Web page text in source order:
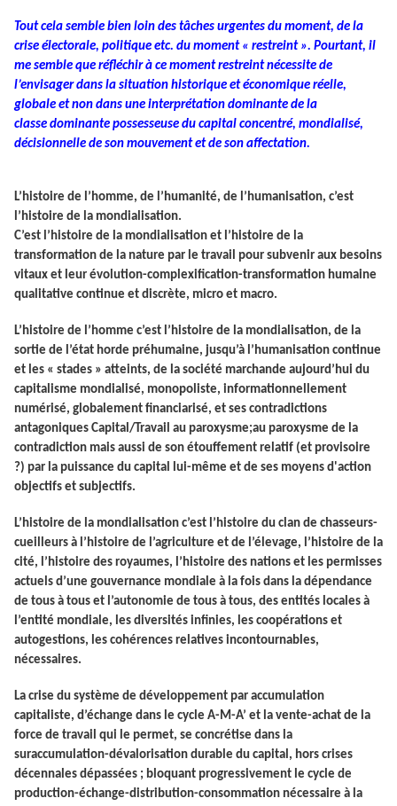
Tout cela semble bien loin des tâches urgentes du moment, de la
crise électorale, politique etc. du moment « restreint ». Pourtant, il
me semble que réfléchir à ce moment restreint nécessite de
l’envisager dans la situation historique et économique réelle,
globale et non dans une interprétation dominante de la
classe dominante possesseuse du capital concentré, mondialisé,
décisionnelle de son mouvement et de son affectation.
L’histoire de l’homme, de l’humanité, de l’humanisation, c’est
l’histoire de la mondialisation.
C’est l’histoire de la mondialisation et l’histoire de la
transformation de la nature par le travail pour subvenir aux besoins
vitaux et leur évolution-complexification-transformation humaine
qualitative continue et discrète, micro et macro.
L’histoire de l’homme c’est l’histoire de la mondialisation, de la
sortie de l’état horde préhumaine, jusqu’à l’humanisation continue
et les « stades » atteints, de la société marchande aujourd’hui du
capitalisme mondialisé, monopoliste, informationnellement
numérisé, globalement financiarisé, et ses contradictions
antagoniques Capital/Travail au paroxysme;au paroxysme de la
contradiction mais aussi de son étouffement relatif (et provisoire
?) par la puissance du capital lui-même et de ses moyens d'action
objectifs et subjectifs.
L’histoire de la mondialisation c’est l’histoire du clan de chasseurs-
cueilleurs à l’histoire de l’agriculture et de l’élevage, l’histoire de la
cité, l’histoire des royaumes, l’histoire des nations et les permisses
actuels d’une gouvernance mondiale à la fois dans la dépendance
de tous à tous et l’autonomie de tous à tous, des entités locales à
l’entité mondiale, les diversités infinies, les coopérations et
autogestions, les cohérences relatives incontournables,
nécessaires.
La crise du système de développement par accumulation
capitaliste, d’échange dans le cycle A-M-A’ et la vente-achat de la
force de travail qui le permet, se concrétise dans la
suraccumulation-dévalorisation durable du capital, hors crises
décennales dépassées ; bloquant progressivement le cycle de
production-échange-distribution-consommation nécessaire à la